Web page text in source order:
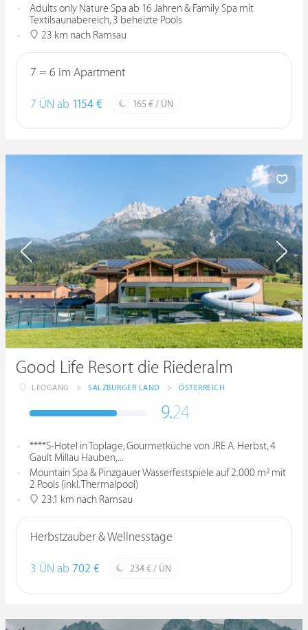
Adults only Nature Spa ab 16 Jahren & Family Spa mit
Textilsaunabereich, 3 beheizte Pools
23 km nach Ramsau
7 = 6 im Apartment
7 ÜN ab 1154 € 165 € / ÜN
Good Life Resort die Riederalm
LEOGANG > SALZBURGER LAND > ÖSTERREICH
9.24
****S-Hotel in Toplage, Gourmetküche von JRE A. Herbst, 4
Gault Millau Hauben,...
Mountain Spa & Pinzgauer Wasserfestspiele auf 2.000 m² mit
2 Pools (inkl. Thermalpool)
23.1 km nach Ramsau
Herbstzauber & Wellnesstage
3 ÜN ab 702 € 234 € / ÜN